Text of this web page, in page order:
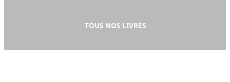
TOUS NOS LIVRES